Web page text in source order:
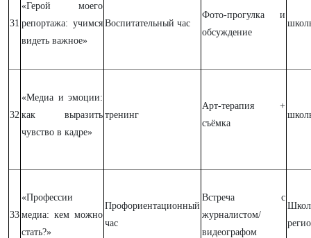
31
«Герой моего
репортажа: учимся
видеть важное»
Воспитательный час
Фото-прогулка и
обсуждение
32
«Медиа и эмоции:
как выразить
чувство в кадре»
тренинг
Арт-терапия +
съёмка
33
«Профессии
медиа: кем можно
стать?»
Профориентационный
час
Встреча с
журналистом/
видеографом